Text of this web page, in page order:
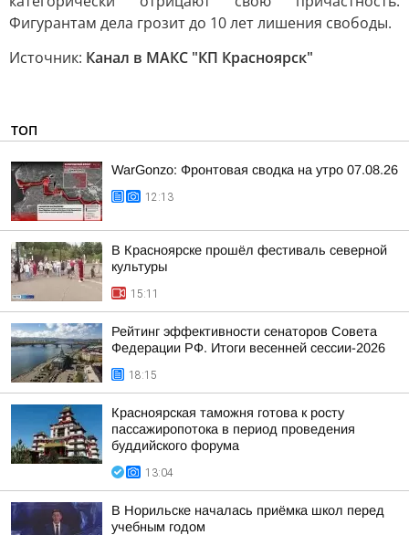
Фигурантам дела грозит до 10 лет лишения свободы.
Источник: Канал в МАКС "КП Красноярск"
ТОП
WarGonzo: Фронтовая сводка на утро 07.08.26
12:13
В Красноярске прошёл фестиваль северной
культуры
15:11
Рейтинг эффективности сенаторов Совета
Федерации РФ. Итоги весенней сессии-2026
18:15
Красноярская таможня готова к росту
пассажиропотока в период проведения
буддийского форума
13:04
В Норильске началась приёмка школ перед
учебным годом